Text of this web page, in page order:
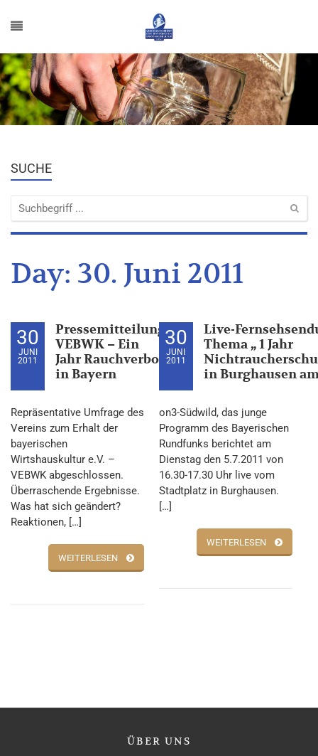
SUCHE
Day: 30. Juni 2011
30
JUNI
2011
Pressemitteilung
VEBWK – Ein
Jahr Rauchverbot
in Bayern
Repräsentative Umfrage des
Vereins zum Erhalt der
bayerischen
Wirtshauskultur e.V. –
VEBWK abgeschlossen.
Überraschende Ergebnisse.
Was hat sich geändert?
Reaktionen, […]
WEITERLESEN
30
JUNI
2011
Live-
Thema „ 1 Jahr
in Burghausen am
on3-Südwild, das junge
Programm des Bayerischen
Rundfunks berichtet am
Dienstag den 5.7.2011 von
16.30-17.30 Uhr live vom
Stadtplatz in Burghausen.
[…]
WEITERLESEN
ÜBER UNS